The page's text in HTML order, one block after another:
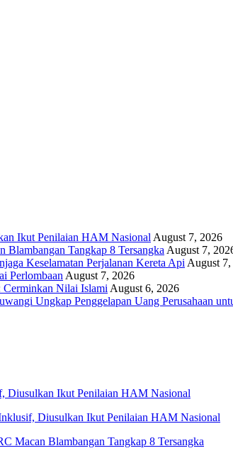
Ikut Penilaian HAM Nasional August 7, 2026
Tangkap 8 Tersangka August 7,
Keselamatan Perjalanan Kereta Api August
Perlombaan August 7, 2026
Cerminkan Nilai Islami August 6, 2026
Ungkap Penggelapan Uang Perusahaan
Diusulkan Ikut Penilaian HAM Nasional